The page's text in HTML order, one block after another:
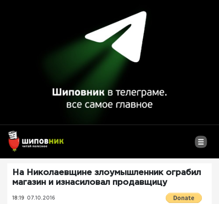
На Николаевщине злоумышленник ограбил
магазин и изнасиловал продавщицу
18:19 07.10.2016